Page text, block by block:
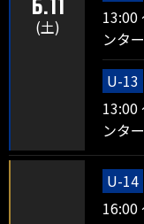
6.11
(土)
13:00
ンタ
U-13
13:00
ンタ
U-14
16:00